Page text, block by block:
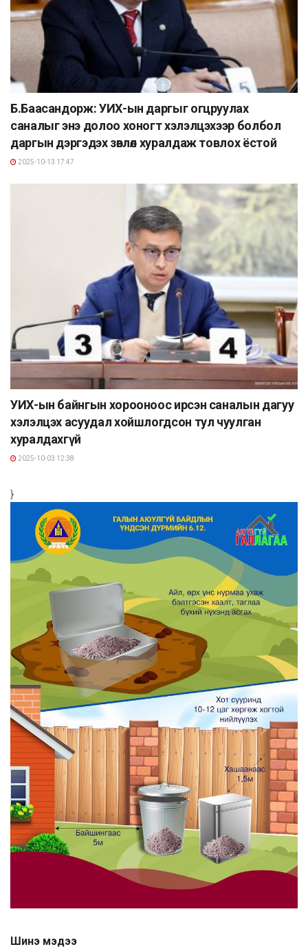
Б.Баасандорж: УИХ-ын даргыг огцруулах
саналыг энэ долоо хоногт хэлэлцэхээр болбол
даргын дэргэдэх зөвлөл хуралдаж товлох ёстой
2025-10-13 17:47
УИХ-ын байнгын хорооноос ирсэн саналын дагуу
хэлэлцэх асуудал хойшлогдсон тул чуулган
хуралдахгүй
2025-10-03 12:38
}
Шинэ мэдээ